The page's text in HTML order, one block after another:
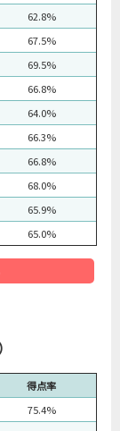
62.8%
67.5%
69.5%
66.8%
64.0%
66.3%
66.8%
68.0%
65.9%
65.0%
得点率
75.4%